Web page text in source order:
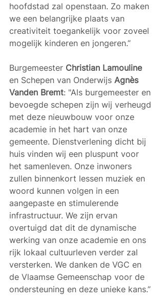
hoofdstad zal openstaan. Zo maken
we een belangrijke plaats van
creativiteit toegankelijk voor zoveel
mogelijk kinderen en jongeren.”
Burgemeester Christian Lamouline
en Schepen van Onderwijs Agnès
Vanden Bremt: "Als burgemeester en
bevoegde schepen zijn wij verheugd
met deze nieuwbouw voor onze
academie in het hart van onze
gemeente. Dienstverlening dicht bij
huis vinden wij een pluspunt voor
het samenleven. Onze inwoners
zullen binnenkort lessen muziek en
woord kunnen volgen in een
aangepaste en stimulerende
infrastructuur. We zijn ervan
overtuigd dat dit de dynamische
werking van onze academie en ons
rijk lokaal cultuurleven verder zal
versterken. We danken de VGC en
de Vlaamse Gemeenschap voor de
ondersteuning en deze unieke kans.”